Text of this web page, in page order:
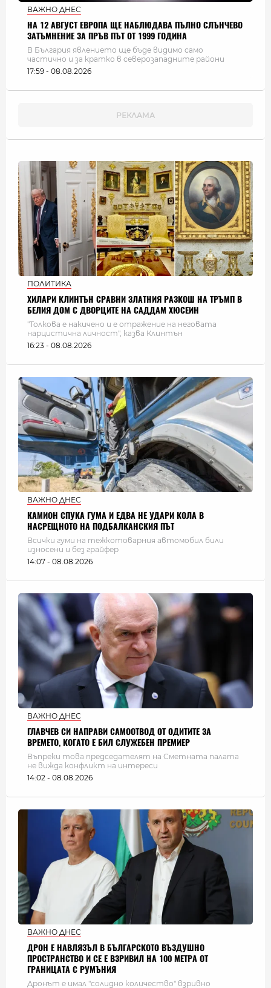
ВАЖНО ДНЕС
НА 12 АВГУСТ ЕВРОПА ЩЕ НАБЛЮДАВА ПЪЛНО СЛЪНЧЕВО
ЗАТЪМНЕНИЕ ЗА ПРЪВ ПЪТ ОТ 1999 ГОДИНА
В България явлението ще бъде видимо само
частично и за кратко в северозападните райони
17:59 - 08.08.2026
ПОЛИТИКА
ХИЛАРИ КЛИНТЪН СРАВНИ ЗЛАТНИЯ РАЗКОШ НА ТРЪМП В
БЕЛИЯ ДОМ С ДВОРЦИТЕ НА САДДАМ ХЮСЕИН
"Толкова е накичено и е отражение на неговата
нарцистична личност", казва Клинтън
16:23 - 08.08.2026
ВАЖНО ДНЕС
КАМИОН СПУКА ГУМА И ЕДВА НЕ УДАРИ КОЛА В
НАСРЕЩНОТО НА ПОДБАЛКАНСКИЯ ПЪТ
Всички гуми на тежкотоварния автомобил били
износени и без грайфер
14:07 - 08.08.2026
ВАЖНО ДНЕС
ГЛАВЧЕВ СИ НАПРАВИ САМООТВОД ОТ ОДИТИТЕ ЗА
ВРЕМЕТО, КОГАТО Е БИЛ СЛУЖЕБЕН ПРЕМИЕР
Въпреки това председателят на Сметната палата
не вижда конфликт на интереси
14:02 - 08.08.2026
ВАЖНО ДНЕС
ДРОН Е НАВЛЯЗЪЛ В БЪЛГАРСКОТО ВЪЗДУШНО
ПРОСТРАНСТВО И СЕ Е ВЗРИВИЛ НА 100 МЕТРА ОТ
ГРАНИЦАТА С РУМЪНИЯ
Дронът е имал "солидно количество" взривно